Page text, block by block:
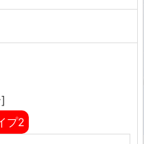
プ2